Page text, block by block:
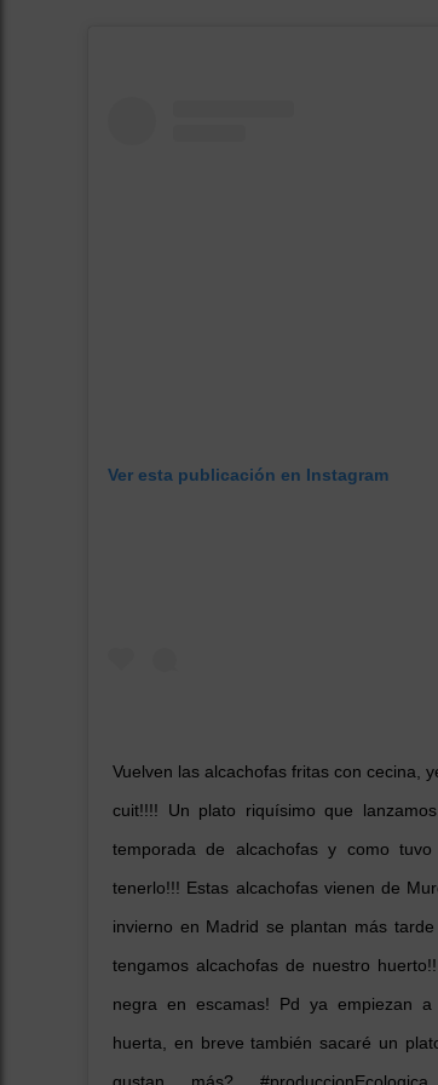
Ver esta publicación en Instagram
Vuelven las alcachofas fritas con cecina,
cuit!!!! Un plato riquísimo que
temporada de alcachofas y como
tenerlo!!! Estas alcachofas vienen de
invierno en Madrid se plantan más
tengamos alcachofas de nuestro
negra en escamas! Pd ya empiezan
huerta, en breve también sacaré un